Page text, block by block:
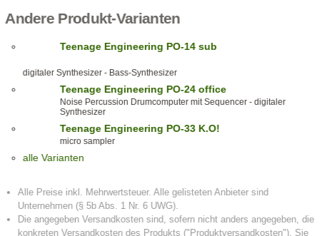
Andere Produkt-Varianten
Teenage Engineering PO-14 sub
digitaler Synthesizer - Bass-Synthesizer
Teenage Engineering PO-24 office
Noise Percussion Drumcomputer mit Sequencer - digitaler
Synthesizer
Teenage Engineering PO-33 K.O!
micro sampler
alle Varianten